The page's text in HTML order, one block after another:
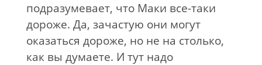
подразумевает, что Маки все-таки
дороже. Да, зачастую они могут
оказаться дороже, но не на столько,
как вы думаете. И тут надо